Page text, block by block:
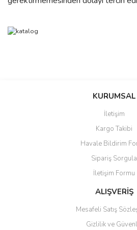
Bu ürüne ilk yorumu siz
Ürün hakkında henüz soru
Ürün resmi kalitesiz, bozuk veya
Ürün açıklamasında eksik bilgiler
Ürün bilgilerinde hatalar bulunuyor.
Ürün fiyatı diğer sitelerden daha pahalı.
Bu ürüne benzer farklı alternatifler
KURUMSAL
İletişim
Kargo Takibi
Havale Bildirim
Sipariş Sorgula
İletişim Formu
ALIŞVERİŞ
Mesafeli Satış
Gizlilik ve